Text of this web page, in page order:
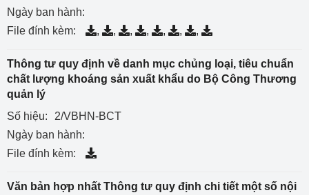
Ngày ban hành:
File đính kèm:
, , , , , , ,
Thông tư quy định về danh mục chủng loại, tiêu chuẩn
chất lượng khoáng sản xuất khẩu do Bộ Công Thương
quản lý
Số hiệu:
2/VBHN-BCT
Ngày ban hành:
File đính kèm:
Văn bản hợp nhất Thông tư quy định chi tiết một số nội